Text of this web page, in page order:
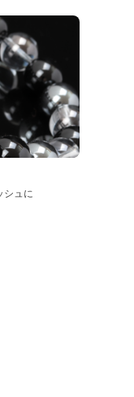
シュに